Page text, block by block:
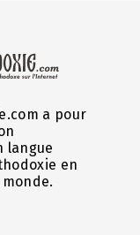
a pour
langue
en